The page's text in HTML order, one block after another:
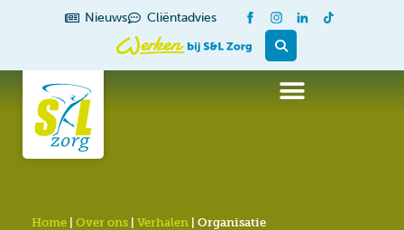
Nieuws Cliëntadvies
Home Over ons Verhalen Organisatie